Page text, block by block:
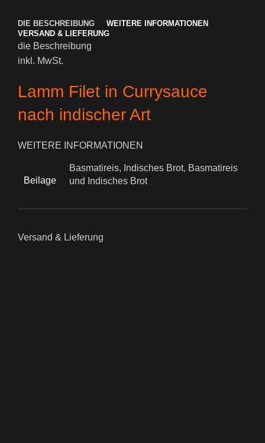
DIE BESCHREIBUNG
WEITERE INFORMATIONEN
VERSAND & LIEFERUNG
die Beschreibung
inkl. MwSt.
Lamm Filet in Currysauce
nach indischer Art
WEITERE INFORMATIONEN
Beilage
Basmatireis, Indisches Brot, Basmatireis
und Indisches Brot
Versand & Lieferung